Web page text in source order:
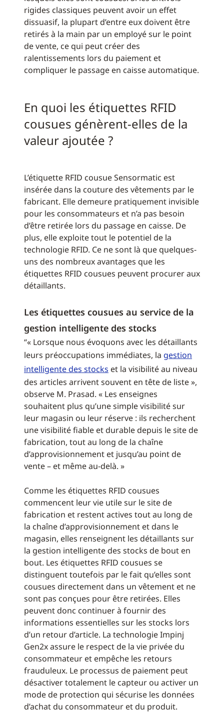
rigides classiques peuvent avoir un effet
dissuasif, la plupart d’entre eux doivent être
retirés à la main par un employé sur le point
de vente, ce qui peut créer des
ralentissements lors du paiement et
compliquer le passage en caisse automatique.
En quoi les étiquettes RFID
cousues génèrent-elles de la
valeur ajoutée ?
L’étiquette RFID cousue Sensormatic est
insérée dans la couture des vêtements par le
fabricant. Elle demeure pratiquement invisible
pour les consommateurs et n’a pas besoin
d’être retirée lors du passage en caisse. De
plus, elle exploite tout le potentiel de la
technologie RFID. Ce ne sont là que quelques-
uns des nombreux avantages que les
étiquettes RFID cousues peuvent procurer aux
détaillants.
Les étiquettes cousues au service de la
gestion intelligente des stocks
“« Lorsque nous évoquons avec les détaillants
leurs préoccupations immédiates, la gestion
intelligente des stocks et la visibilité au niveau
des articles arrivent souvent en tête de liste »,
observe M. Prasad. « Les enseignes
souhaitent plus qu’une simple visibilité sur
leur magasin ou leur réserve : ils recherchent
une visibilité fiable et durable depuis le site de
fabrication, tout au long de la chaîne
d’approvisionnement et jusqu’au point de
vente – et même au-delà. »
Comme les étiquettes RFID cousues
commencent leur vie utile sur le site de
fabrication et restent actives tout au long de
la chaîne d’approvisionnement et dans le
magasin, elles renseignent les détaillants sur
la gestion intelligente des stocks de bout en
bout. Les étiquettes RFID cousues se
distinguent toutefois par le fait qu’elles sont
cousues directement dans un vêtement et ne
sont pas conçues pour être retirées. Elles
peuvent donc continuer à fournir des
informations essentielles sur les stocks lors
d’un retour d’article. La technologie Impinj
Gen2x assure le respect de la vie privée du
consommateur et empêche les retours
frauduleux. Le processus de paiement peut
désactiver totalement le capteur ou activer un
mode de protection qui sécurise les données
d’achat du consommateur et du produit.